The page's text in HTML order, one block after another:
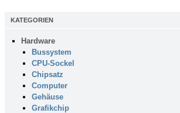
KATEGORIEN
Hardware
Bussystem
CPU-Sockel
Chipsatz
Computer
Gehäuse
Grafikchip